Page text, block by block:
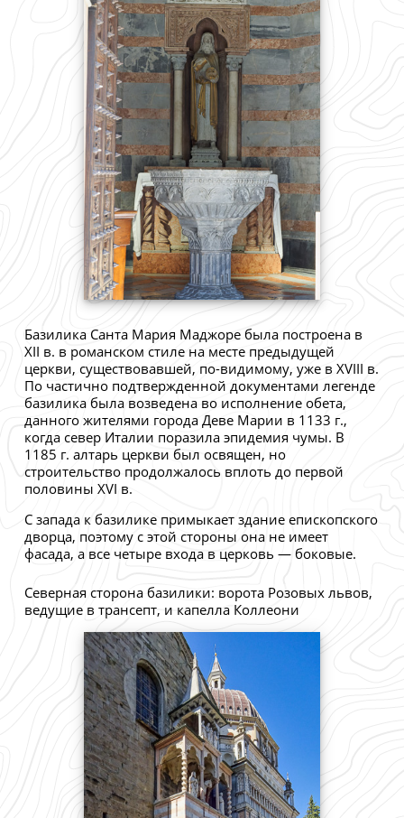
Базилика Санта Мария Маджоре была построена в
XII в. в романском стиле на месте предыдущей
церкви, существовавшей, по-видимому, уже в XVIII в.
По частично подтвержденной документами легенде
базилика была возведена во исполнение обета,
данного жителями города Деве Марии в 1133 г.,
когда север Италии поразила эпидемия чумы. В
1185 г. алтарь церкви был освящен, но
строительство продолжалось вплоть до первой
половины XVI в.
С запада к базилике примыкает здание епископского
дворца, поэтому с этой стороны она не имеет
фасада, а все четыре входа в церковь — боковые.
Северная сторона базилики: ворота Розовых львов,
ведущие в трансепт, и капелла Коллеони